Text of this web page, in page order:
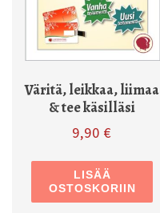
Väritä, leikkaa, liimaa
& tee käsilläsi
9,90€
LISÄÄ
OSTOSKORIIN